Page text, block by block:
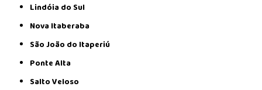
Lindóia do Sul
Nova Itaberaba
São João do Itaperiú
Ponte Alta
Salto Veloso